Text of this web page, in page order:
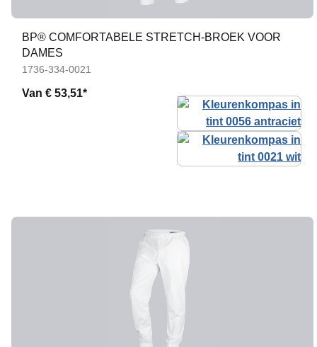
BP® COMFORTABELE STRETCH-BROEK VOOR
DAMES
1736-334-0021
Van € 53,51*